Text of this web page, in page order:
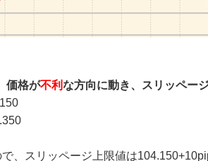
価格が不利な方向に動き、スリッペー
で、スリッページ上限値は